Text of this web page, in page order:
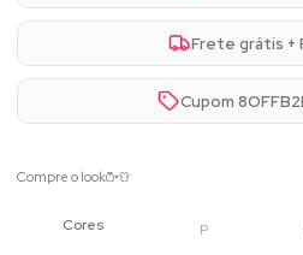
Frete grátis +
Cupom
Compre o look
P